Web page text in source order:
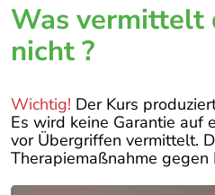
Was vermittelt
nicht ?
Wichtig! Der Kurs
Es wird keine Garantie auf
vor Übergriffen vermittelt.
Therapiemaßnahme gegen